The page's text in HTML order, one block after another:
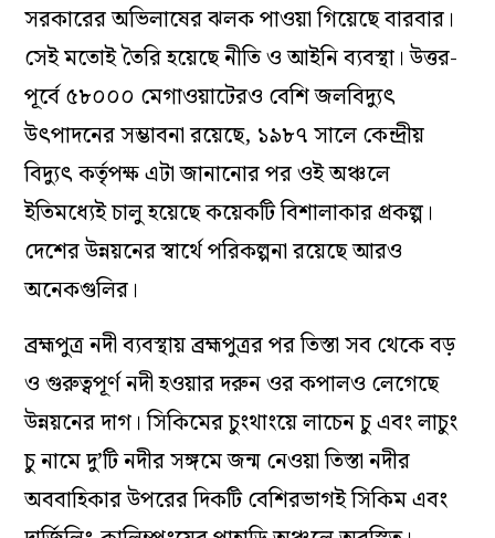
সরকারের অভিলাষের ঝলক পাওয়া গিয়েছে বারবার।
সেই মতোই তৈরি হয়েছে নীতি ও আইনি ব্যবস্থা। উত্তর-
পূর্বে ৫৮০০০ মেগাওয়াটেরও বেশি জলবিদ্যুৎ
উৎপাদনের সম্ভাবনা রয়েছে, ১৯৮৭ সালে কেন্দ্রীয়
বিদ্যুৎ কর্তৃপক্ষ এটা জানানোর পর ওই অঞ্চলে
ইতিমধ্যেই চালু হয়েছে কয়েকটি বিশালাকার প্রকল্প।
দেশের উন্নয়নের স্বার্থে পরিকল্পনা রয়েছে আরও
অনেকগুলির।
ব্রহ্মপুত্র নদী ব্যবস্থায় ব্রহ্মপুত্রর পর তিস্তা সব থেকে বড়
ও গুরুত্বপূর্ণ নদী হওয়ার দরুন ওর কপালও লেগেছে
উন্নয়নের দাগ। সিকিমের চুংথাংয়ে লাচেন চু এবং লাচুং
চু নামে দু’টি নদীর সঙ্গমে জন্ম নেওয়া তিস্তা নদীর
অববাহিকার উপরের দিকটি বেশিরভাগই সিকিম এবং